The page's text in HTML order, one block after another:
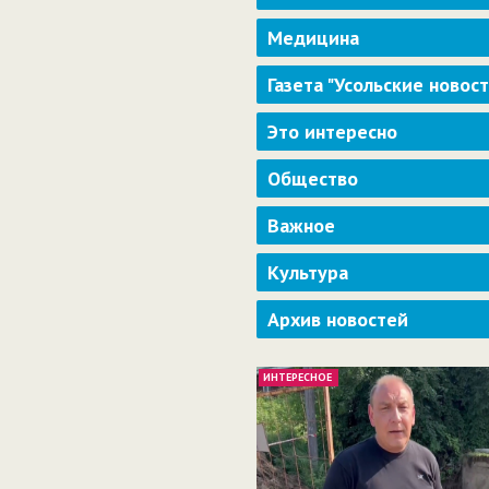
Медицина
Газета "Усольские
Это интересно
Общество
Важное
Культура
Архив новостей
ИНТЕРЕСНОЕ